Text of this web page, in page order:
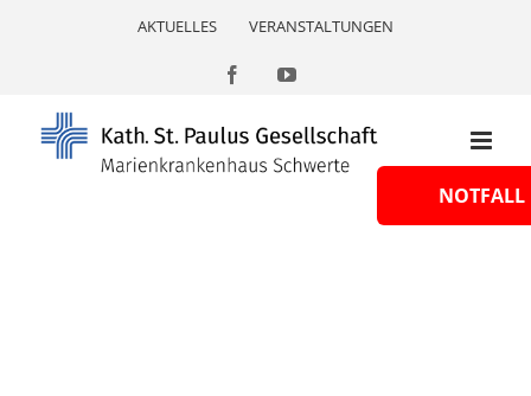
AKTUELLES VERANSTALTUNGEN
FacebookYouTube
NOTFALL